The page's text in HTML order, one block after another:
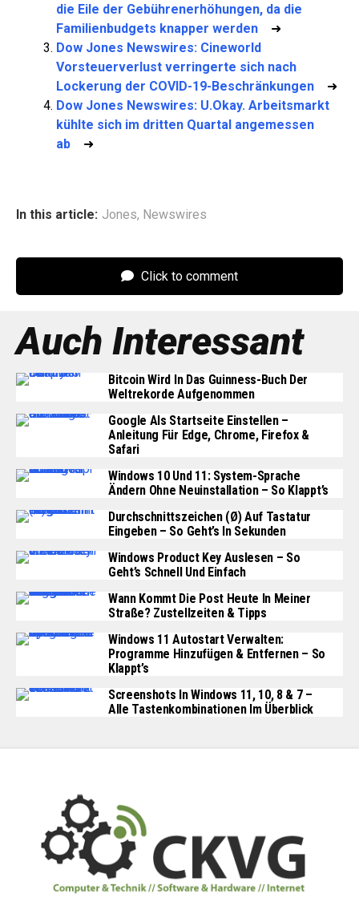
die Eile der Gebührenerhöhungen, da die
Familienbudgets knapper werden ➜
Dow Jones Newswires: Cineworld
Vorsteuerverlust verringerte sich nach
Lockerung der COVID-19-Beschränkungen ➜
Dow Jones Newswires: U.Okay. Arbeitsmarkt
kühlte sich im dritten Quartal angemessen
ab ➜
In this article: Jones, Newswires
Click to comment
Auch Interessant
Bitcoin Wird In Das Guinness-Buch Der
Weltrekorde Aufgenommen
Google Als Startseite Einstellen –
Anleitung Für Edge, Chrome, Firefox &
Safari
Windows 10 Und 11: System-Sprache
Ändern Ohne Neuinstallation – So Klappt’s
Durchschnittszeichen (Ø) Auf Tastatur
Eingeben – So Geht’s In Sekunden
Windows Product Key Auslesen – So
Geht’s Schnell Und Einfach
Wann Kommt Die Post Heute In Meiner
Straße? Zustellzeiten & Tipps
Windows 11 Autostart Verwalten:
Programme Hinzufügen & Entfernen – So
Klappt’s
Screenshots In Windows 11, 10, 8 & 7 –
Alle Tastenkombinationen Im Überblick